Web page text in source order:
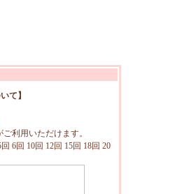
て】
利用いただけます。
6回 10回 12回 15回 18回 20